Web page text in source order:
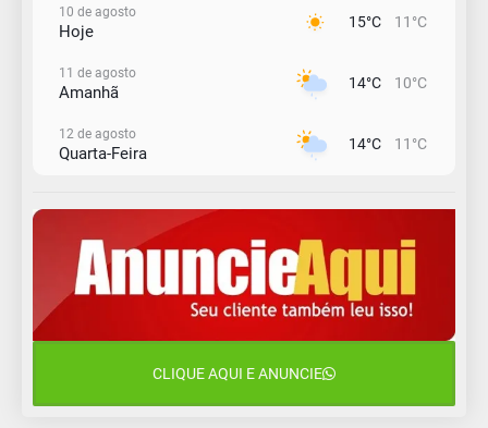
10 de agosto
Hoje 15°C 11°C
11 de agosto
Amanhã 14°C 10°C
12 de agosto
Quarta-Feira 14°C 11°C
Quinta-Feira 19°C 13°C
14 de agosto
Sexta-Feira
Sábado
CLIQUE AQUI E ANUNCIE